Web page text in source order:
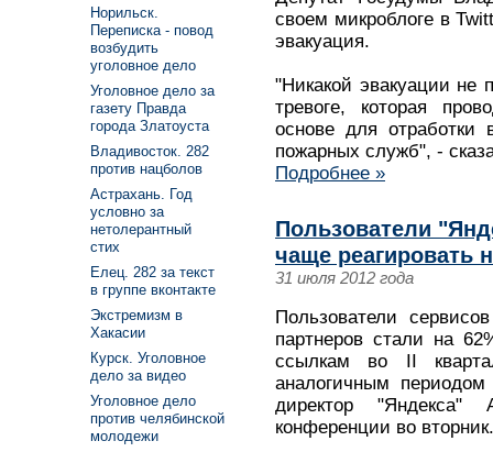
своем микроблоге в
эвакуация.
"Никакой эвакуации не
тревоге, которая
основе для отработки
пожарных служб", -
Подробнее »
Пользователи
чаще реагировать
31 июля 2012 года
Пользователи
партнеров стали на
ссылкам во II
аналогичным
директор "Яндекса"
конференции во вторник.
Норильск.
Переписка - повод
возбудить
уголовное дело
Уголовное дело за
газету Правда
города Златоуста
Владивосток. 282
против нацболов
Астрахань. Год
условно за
нетолерантный
стих
Елец. 282 за текст
в группе вконтакте
Экстремизм в
Хакасии
Курск. Уголовное
дело за видео
Уголовное дело
против челябинской
молодежи